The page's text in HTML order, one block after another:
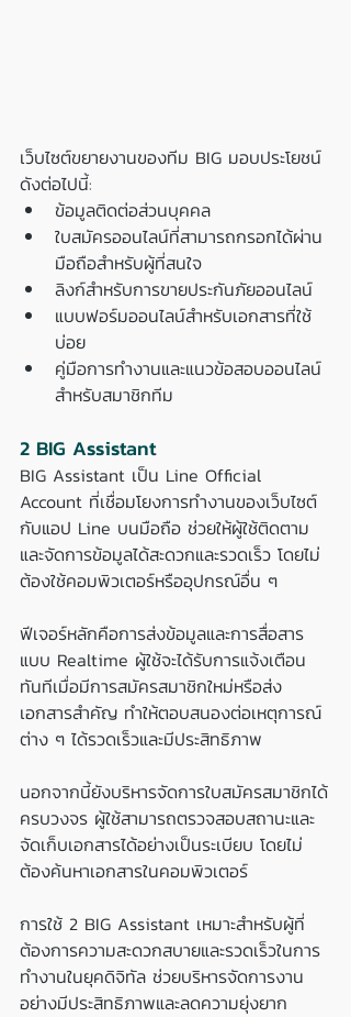
เว็บไซต์ขยายงานของทีม BIG มอบประโยชน์
ดังต่อไปนี้:
ข้อมูลติดต่อส่วนบุคคล
ใบสมัครออนไลน์ที่สามารถกรอกได้ผ่าน
มือถือสำหรับผู้ที่สนใจ
ลิงก์สำหรับการขายประกันภัยออนไลน์
แบบฟอร์มออนไลน์สำหรับเอกสารที่ใช้
บ่อย
คู่มือการทำงานและแนวข้อสอบออนไลน์
สำหรับสมาชิกทีม
2 BIG Assistant
BIG Assistant เป็น Line Official
Account ที่เชื่อมโยงการทำงานของเว็บไซต์
กับแอป Line บนมือถือ ช่วยให้ผู้ใช้ติดตาม
และจัดการข้อมูลได้สะดวกและรวดเร็ว โดยไม่
ต้องใช้คอมพิวเตอร์หรืออุปกรณ์อื่น ๆ
ฟีเจอร์หลักคือการส่งข้อมูลและการสื่อสาร
แบบ Realtime ผู้ใช้จะได้รับการแจ้งเตือน
ทันทีเมื่อมีการสมัครสมาชิกใหม่หรือส่ง
เอกสารสำคัญ ทำให้ตอบสนองต่อเหตุการณ์
ต่าง ๆ ได้รวดเร็วและมีประสิทธิภาพ
นอกจากนี้ยังบริหารจัดการใบสมัครสมาชิกได้
ครบวงจร ผู้ใช้สามารถตรวจสอบสถานะและ
จัดเก็บเอกสารได้อย่างเป็นระเบียบ โดยไม่
ต้องค้นหาเอกสารในคอมพิวเตอร์
การใช้ 2 BIG Assistant เหมาะสำหรับผู้ที่
ต้องการความสะดวกสบายและรวดเร็วในการ
ทำงานในยุคดิจิทัล ช่วยบริหารจัดการงาน
อย่างมีประสิทธิภาพและลดความยุ่งยาก